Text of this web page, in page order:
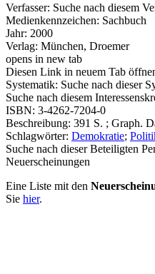
Verfasser: Suche nach diesem
Medienkennzeichen: Sachbuch
Jahr: 2000
Verlag: München, Droemer
opens in new tab
Diesen Link in neuem Tab
Systematik: Suche nach dieser
Suche nach diesem
ISBN: 3-4262-7204-0
Beschreibung: 391 S. ; Graph.
Schlagwörter: Demokratie;
Suche nach dieser Beteiligten
Neuerscheinungen
Eine Liste mit den
Sie hier.